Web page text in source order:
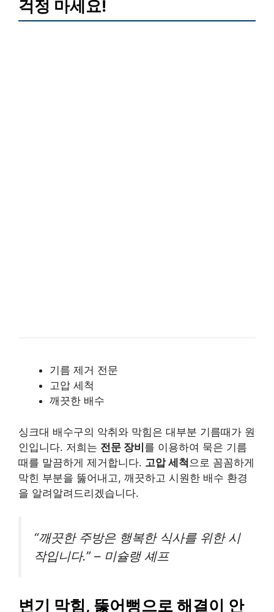
걱정 마세요!
기름 제거 전문
고압 세척
깨끗한 배수
싱크대 배수구의 악취와 막힘은 대부분 기름때가 원
인입니다. 저희는 전문 장비를 이용하여 묵은 기름
때를 말끔하게 제거합니다. 고압 세척 으로 꼼꼼하게
막힌 부분을 뚫어내고, 깨끗하고 시원한 배수 환경
을 알려알려드리겠습니다.
“깨끗한 주방은 행복한 식사를 위한 시
작입니다.” – 미슐랭 셰프
변기 막힘, 뚫어뻥으로 해결이 안